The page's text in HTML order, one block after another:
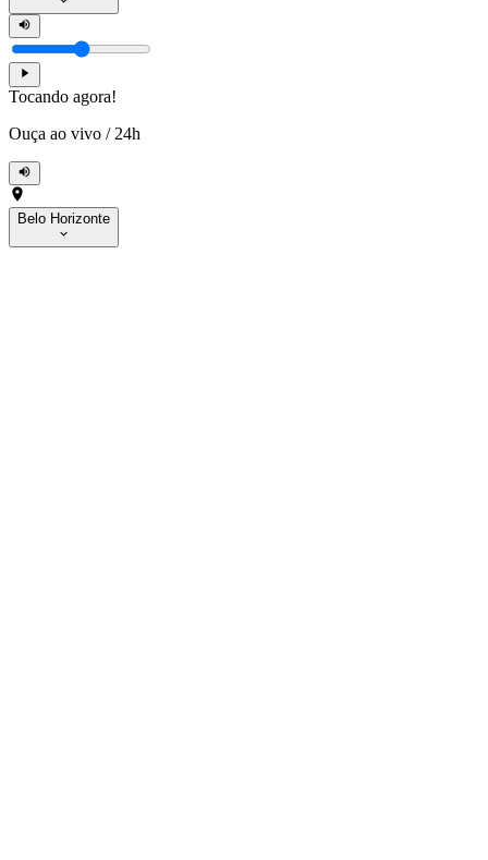
Tocando agora!
Ouça ao vivo / 24h
Belo Horizonte